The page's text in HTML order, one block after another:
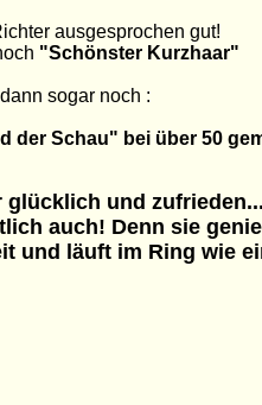
ausgesprochen gut!
"Schönster Kurzhaar"
sogar noch :
der Schau" bei über 50
glücklich und
auch! Denn sie
und läuft im Ring wie